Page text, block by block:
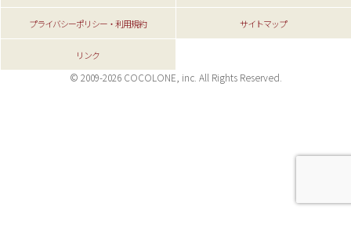
プライバシーポリシー・利用規約 サイトマップ
リンク
© 2009-2026 COCOLONE, inc. All Rights Reserved.